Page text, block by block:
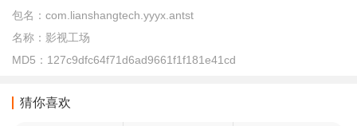
包名： com.lianshangtech.yyyx.antst
名称： 影视工场
MD5： 127c9dfc64f71d6ad9661f1f181e41cd
猜你喜欢